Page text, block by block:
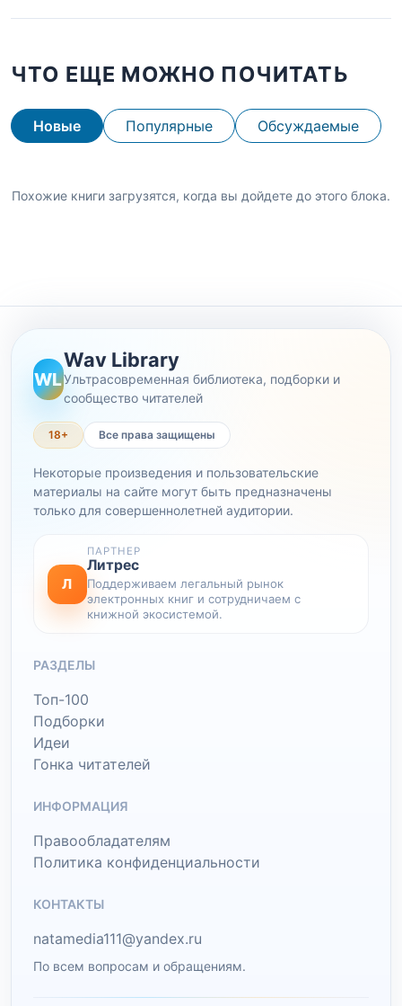
ЧТО ЕЩЕ МОЖНО ПОЧИТАТЬ
Новые Популярные Обсуждаемые
Похожие книги загрузятся, когда вы дойдете до этого блока.
WL
Wav Library
Ультрасовременная библиотека, подборки и
сообщество читателей
18+ Все права защищены
Некоторые произведения и пользовательские
материалы на сайте могут быть предназначены
только для совершеннолетней аудитории.
Л
ПАРТНЕР
Литрес
Поддерживаем легальный рынок
электронных книг и сотрудничаем с
книжной экосистемой.
РАЗДЕЛЫ
Топ-100
Подборки
Идеи
Гонка читателей
ИНФОРМАЦИЯ
Правообладателям
Политика конфиденциальности
КОНТАКТЫ
natamedia111@yandex.ru
По всем вопросам и обращениям.